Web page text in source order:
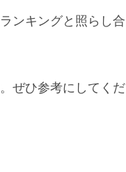
ンキングと照らし合
ぜひ参考にしてくだ